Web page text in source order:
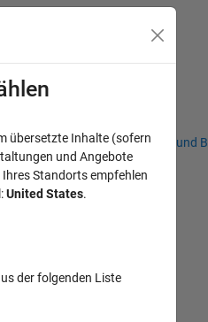
Niederlassungen Studierende und
Canvas-
übersetzte Inhalte (sofern
und Angebote
Standorts empfehlen
United States.
der folgenden Liste